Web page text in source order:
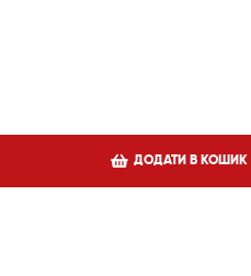
ДОДАТИ В КОШИК